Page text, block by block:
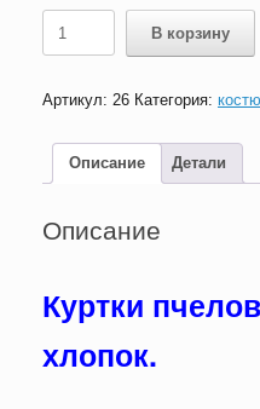
товара
евро
В корзину
Артикул: 26 Категория:
Описание Детали
Описание
Куртки
хлопок.